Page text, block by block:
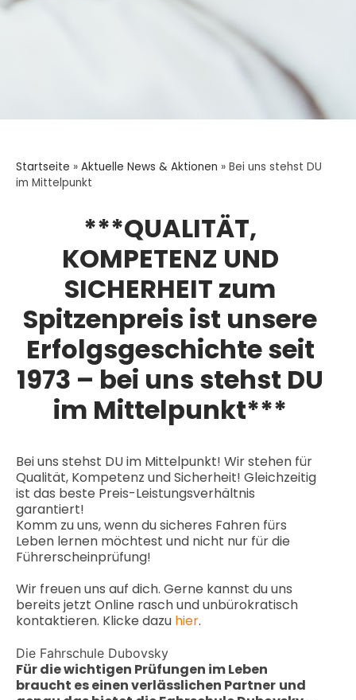
Startseite » Aktuelle News & Aktionen » Bei uns stehst DU
im Mittelpunkt
***QUALITÄT,
KOMPETENZ UND
SICHERHEIT zum
Spitzenpreis ist unsere
Erfolgsgeschichte seit
1973 – bei uns stehst DU
im Mittelpunkt***
Bei uns stehst DU im Mittelpunkt! Wir stehen für
Qualität, Kompetenz und Sicherheit! Gleichzeitig
ist das beste Preis-Leistungsverhältnis
garantiert!
Komm zu uns, wenn du sicheres Fahren fürs
Leben lernen möchtest und nicht nur für die
Führerscheinprüfung!
Wir freuen uns auf dich. Gerne kannst du uns
bereits jetzt Online rasch und unbürokratisch
kontaktieren. Klicke dazu hier.
Die Fahrschule Dubovsky
Für die wichtigen Prüfungen im Leben
braucht es einen verlässlichen Partner und